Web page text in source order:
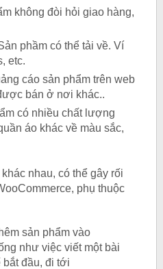
không đòi hỏi giao hàng,
phầm có thể tải về. Ví
etc.
cáo sản phẩm trên web
bán ở nơi khác..
có nhiều chất lượng
áo khác về màu sắc,
nhau, có thể gây rối
phụ thuộc
sản phẩm vào
như việc viết một bài
đầu, đi tới